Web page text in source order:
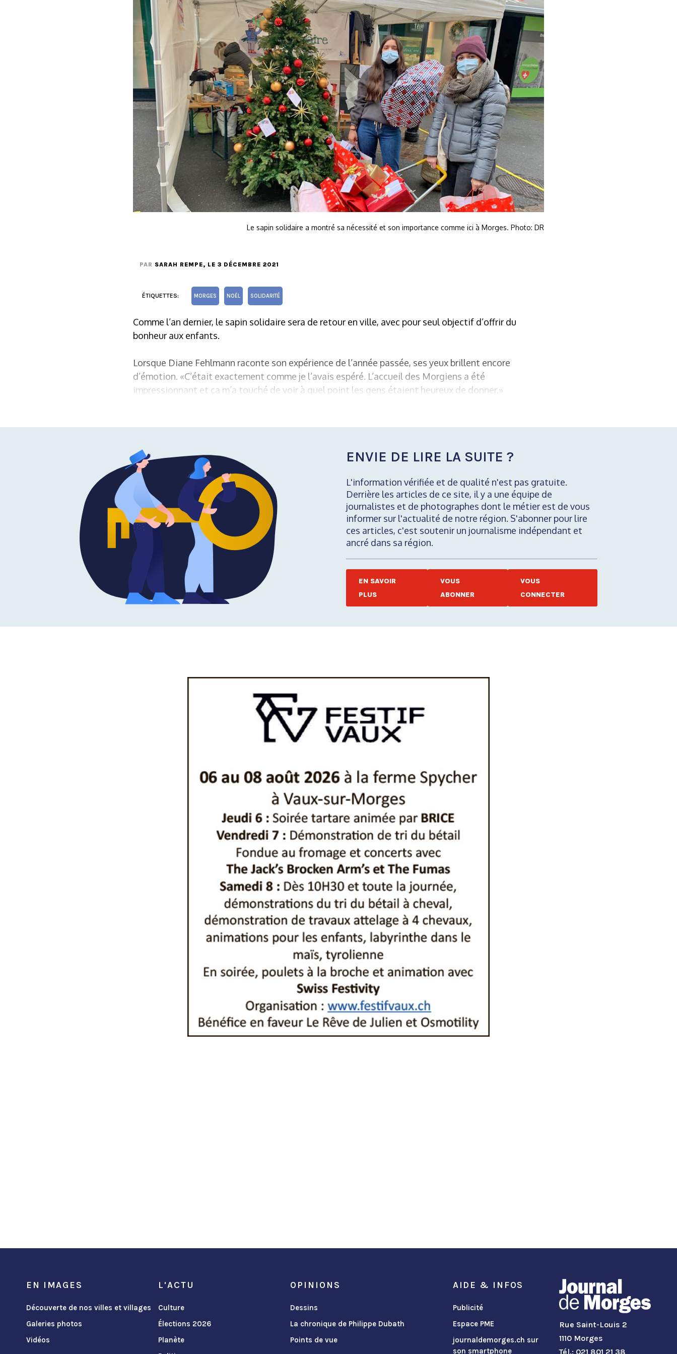
Le sapin solidaire a montré sa nécessité et son importance comme ici à Morges. Photo: DR
PAR SARAH REMPE, LE 3 DÉCEMBRE 2021
ÉTIQUETTES: MORGES NOËL SOLIDARITÉ
Comme l’an dernier, le sapin solidaire sera de retour en ville, avec pour seul objectif d’offrir du
bonheur aux enfants.
Lorsque Diane Fehlmann raconte son expérience de l’année passée, ses yeux brillent encore
d’émotion. «C’était exactement comme je l’avais espéré. L’accueil des Morgiens a été
impressionnant et ça m’a touché de voir à quel point les gens étaient heureux de donner.»
ENVIE DE LIRE LA SUITE ?
L'information vérifiée et de qualité n'est pas gratuite.
Derrière les articles de ce site, il y a une équipe de
journalistes et de photographes dont le métier est de vous
informer sur l'actualité de notre région. S'abonner pour lire
ces articles, c'est soutenir un journalisme indépendant et
ancré dans sa région.
EN SAVOIR
PLUS
VOUS
ABONNER
VOUS
CONNECTER
EN IMAGES
Découverte de nos villes et villages
Galeries photos
Vidéos
L'ACTU
Culture
Élections 2026
Planète
OPINIONS
Dessins
La chronique de Philippe Dubath
Points de vue
AIDE & INFOS
Publicité
Espace PME
journaldemorges.ch sur
son smartphone
Rue Saint-Louis 2
1110 Morges
Tél.: 021 801 21 38